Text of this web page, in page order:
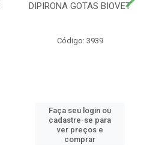
DIPIRONA GOTAS BIOVET
Código: 3939
Faça seu login ou
cadastre-se para
ver preços e
comprar